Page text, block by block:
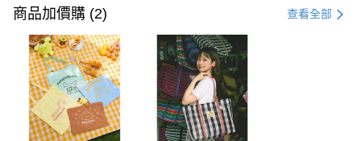
信用卡一次付款
購物金
超商取貨付款
LINE Pay
街口支付
商品加價購 (2) 查看全部